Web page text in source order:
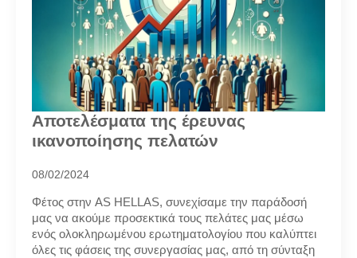
Αποτελέσματα της έρευνας
ικανοποίησης πελατών
08/02/2024
Φέτος στην AS HELLAS, συνεχίσαμε την παράδοσή
μας να ακούμε προσεκτικά τους πελάτες μας μέσω
ενός ολοκληρωμένου ερωτηματολογίου που καλύπτει
όλες τις φάσεις της συνεργασίας μας, από τη σύνταξη